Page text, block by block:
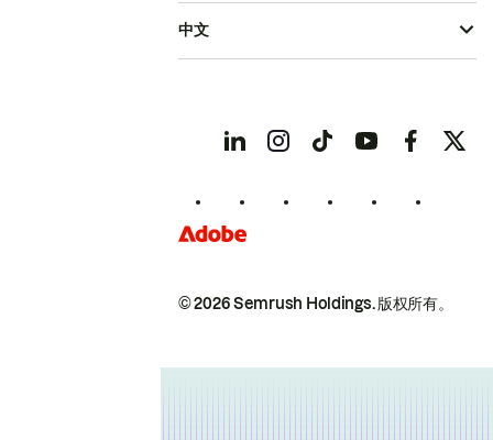
© 2026 Semrush Holdings.版权所有。
中文